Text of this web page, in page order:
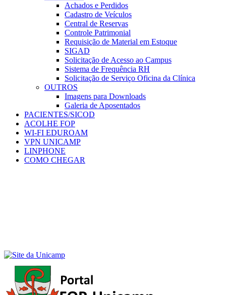
Achados e Perdidos
Cadastro de Veículos
Central de Reservas
Controle Patrimonial
Requisição de Material em Estoque
SIGAD
Solicitação de Acesso ao Campus
Sistema de Frequência RH
Solicitação de Serviço Oficina da Clínica
OUTROS
Imagens para Downloads
Galeria de Aposentados
PACIENTES/SICOD
ACOLHE FOP
WI-FI EDUROAM
VPN UNICAMP
LINPHONE
COMO CHEGAR